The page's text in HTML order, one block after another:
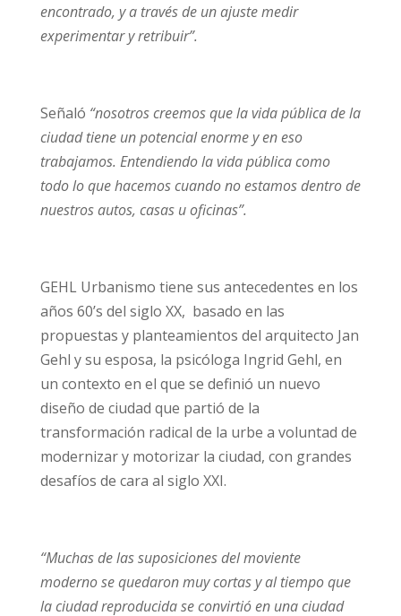
encontrado, y a través de un ajuste medir
experimentar y retribuir”.
Señaló “nosotros creemos que la vida pública de la
ciudad tiene un potencial enorme y en eso
trabajamos. Entendiendo la vida pública como
todo lo que hacemos cuando no estamos dentro de
nuestros autos, casas u oficinas”.
GEHL Urbanismo tiene sus antecedentes en los
años 60’s del siglo XX, basado en las
propuestas y planteamientos del arquitecto Jan
Gehl y su esposa, la psicóloga Ingrid Gehl, en
un contexto en el que se definió un nuevo
diseño de ciudad que partió de la
transformación radical de la urbe a voluntad de
modernizar y motorizar la ciudad, con grandes
desafíos de cara al siglo XXI.
“Muchas de las suposiciones del moviente
moderno se quedaron muy cortas y al tiempo que
la ciudad reproducida se convirtió en una ciudad